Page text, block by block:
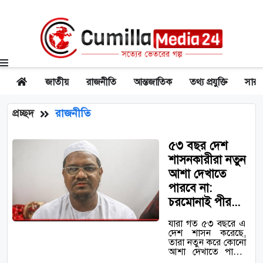
জাতীয় রাজনীতি আন্তজাতিক তথ্য প্রযুক্তি
প্রচ্ছদ রাজনীতি
৫৩ বছর দেশ
শাসনকারীরা নতুন
আশা দেখাতে
পারবে না:
চরমোনাই পীর...
যারা গত ৫৩ বছরে এ
দেশ শাসন করেছে,
তারা নতুন করে কোনো
আশা দেখাতে পারবে